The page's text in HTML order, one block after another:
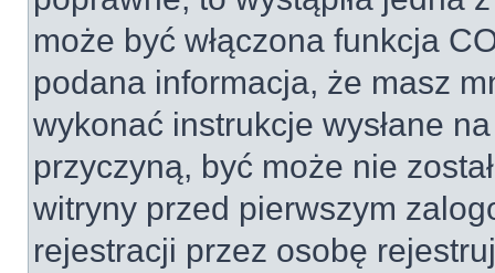
może być włączona funkcja
podana informacja, że masz
wykonać instrukcje wysłane
przyczyną, być może nie
witryny przed pierwszym
rejestracji przez osobę